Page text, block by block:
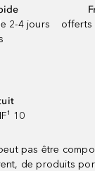
2-4 jours
offerts
10
pas être
de produits